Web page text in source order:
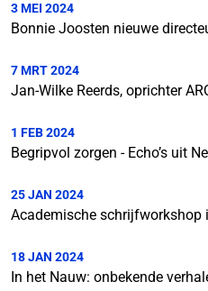
3 MEI 2024
Bonnie Joosten nieuwe
7 MRT 2024
Jan-Wilke Reerds, oprichter
1 FEB 2024
Begripvol zorgen - Echo’s uit
25 JAN 2024
Academische schrijfworkshop
18 JAN 2024
In het Nauw: onbekende